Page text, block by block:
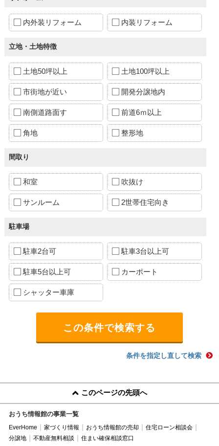
内外装リフォーム 内装リフォーム
立地・土地特徴
土地50坪以上 土地100坪以上
市街地が近い 開発分譲地内
南側道路面す 前道6ｍ以上
角地 整形地
間取り
和室 吹抜け
サンルーム 2世帯住宅向き
駐車場
駐車2台可 駐車3台以上可
駐車5台以上可 カーポート
シャッター車庫
条件を指定し直して検索
このページの先頭へ
おうち情報館の事業一覧
EverHome 家づくり情報 おうち情報館の売却
住宅ローン相談会
分譲地
不動産無料相談 住まい確保相談窓口